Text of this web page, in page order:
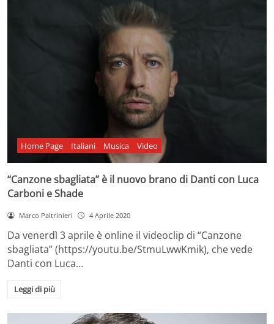
Home Page Italiani Musica Video
“Canzone sbagliata” è il nuovo brano di Danti con Luca
Carboni e Shade
Marco Paltrinieri 4 Aprile 2020
Da venerdì 3 aprile è online il videoclip di “Canzone
sbagliata” (https://youtu.be/StmuLwwKmik), che vede
Danti con Luca…
Leggi di più